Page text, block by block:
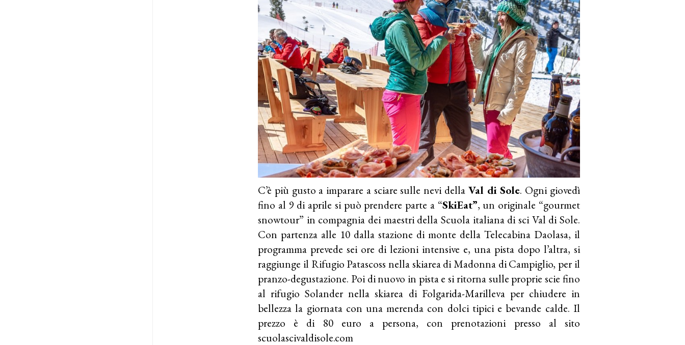
C’è più gusto a imparare a sciare sulle nevi della Val di Sole. Ogni giovedì
fino al 9 di aprile si può prendere parte a “SkiEat”, un originale “gourmet
snowtour” in compagnia dei maestri della Scuola italiana di sci Val di Sole.
Con partenza alle 10 dalla stazione di monte della Telecabina Daolasa, il
programma prevede sei ore di lezioni intensive e, una pista dopo l’altra, si
raggiunge il Rifugio Patascoss nella skiarea di Madonna di Campiglio, per il
pranzo-degustazione. Poi di nuovo in pista e si ritorna sulle proprie scie fino
al rifugio Solander nella skiarea di Folgarida-Marilleva per chiudere in
bellezza la giornata con una merenda con dolci tipici e bevande calde. Il
prezzo è di 80 euro a persona, con prenotazioni presso al sito
scuolascivaldisole.com